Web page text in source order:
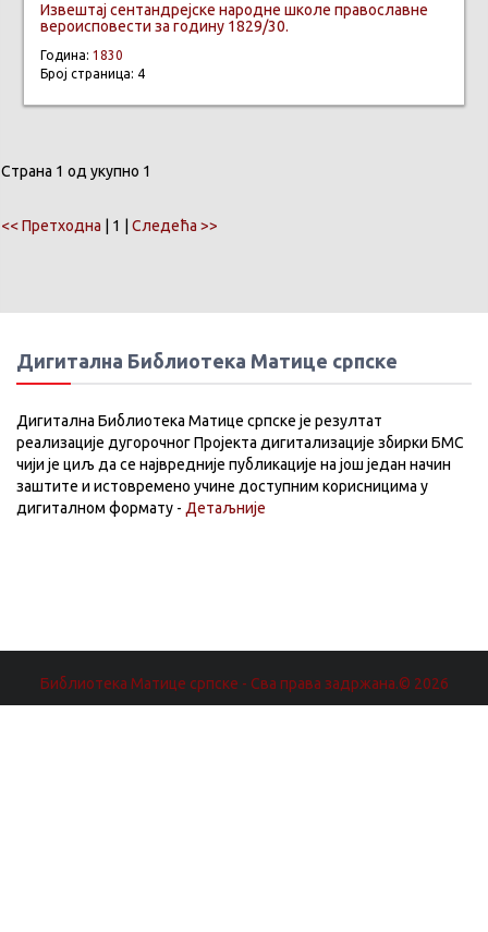
Извештај сентандрејске народне школе православне
вероисповести за годину 1829/30.
Година: 1830
Број страница: 4
Страна 1 од укупно 1
<< Претходна | 1 | Следећа >>
Дигитална Библиотека Матице српске
Дигитална Библиотека Матице српске је резултат
реализације дугорочног Пројекта дигитализације збирки БМС
чији је циљ да се највредније публикације на још један начин
заштите и истовремено учине доступним корисницима у
дигиталном формату - Детаљније
Библиотека Матице српске - Сва права задржана.© 2026